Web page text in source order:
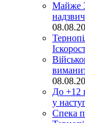
Майже
До +12
у
Спека